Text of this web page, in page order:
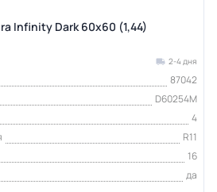
Infinity Dark 60x60 (1,44)
2-4 дня
87042
D60254M
4
R11
16
да